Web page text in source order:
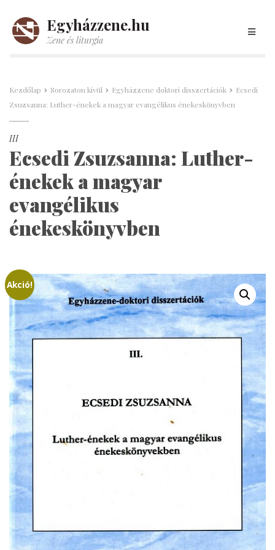
Egyházzene.hu
Zene és liturgia
Kezdőlap Sorozaton kívül Egyházzene doktori disszertációk
Ecsedi
Zsuzsanna: Luther-énekek a magyar evangélikus énekeskönyvben
III
Ecsedi Zsuzsanna: Luther-
énekek a magyar
evangélikus
énekeskönyvben
Akció!